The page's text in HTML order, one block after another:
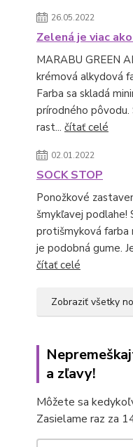
26.05.2022
Zelená je viac
MARABU GREEN
krémová alkydová
Farba sa skladá
prírodného pôvodu.
rast... čítať celé
02.01.2022
SOCK STOP
Ponožkové
šmykľavej podlahe!
protišmyková farba
je podobná gume.
čítať celé
Zobraziť všetky
a zľavy!
Môžete sa
Zasielame raz za